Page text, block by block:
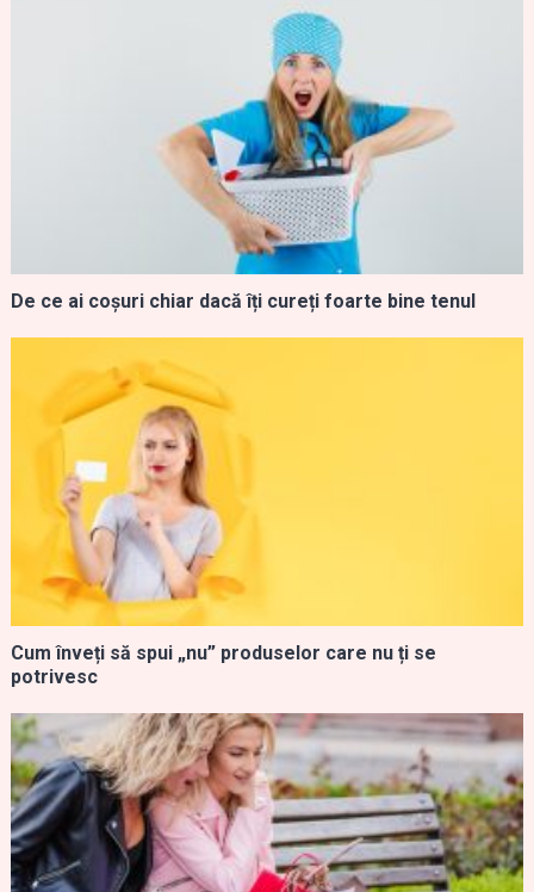
De ce ai coșuri chiar dacă îți cureți foarte bine tenul
Cum înveți să spui „nu” produselor care nu ți se
potrivesc